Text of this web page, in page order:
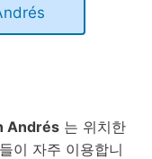
Andrés 는 위치한
이 자주 이용합니